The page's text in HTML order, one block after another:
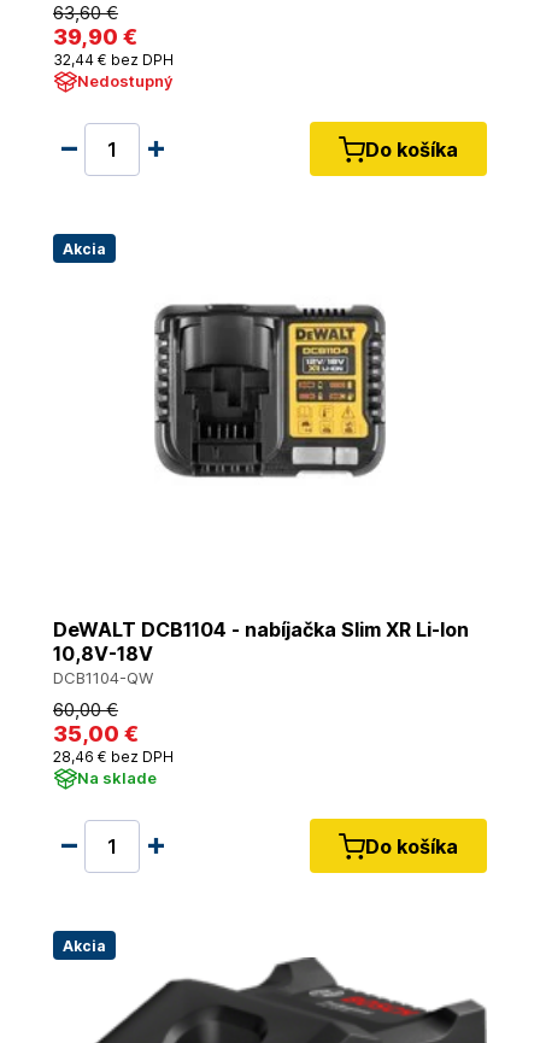
63,60 €
39,90 €
32,44 € bez DPH
Nedostupný
Do košíka
Akcia
DeWALT DCB1104 - nabíjačka Slim XR Li-Ion
10,8V-18V
DCB1104-QW
60,00 €
35,00 €
28,46 € bez DPH
Na sklade
Do košíka
Akcia